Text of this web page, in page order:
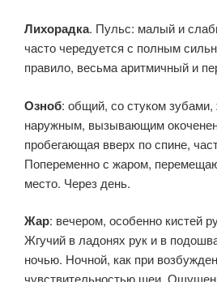
Лихорадка. Пульс: малый и
часто чередуется с полным
правило, весьма аритмичный и
Озноб: общий, со стуком
наружным, вызывающим
пробегающая вверх по спине,
Попеременно с жаром,
место. Через день.
Жар: вечером, особенно кистей
Жгучий в ладонях рук и в
ночью. Ночной, как при
чувствительностью шеи.